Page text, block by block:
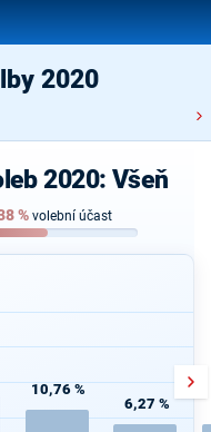
2020
2020: Všeň
% volební účast
10,76 %
6,27 %